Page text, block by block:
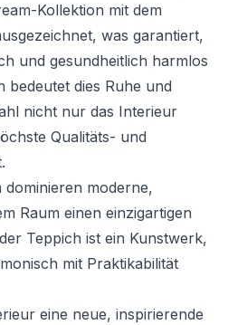
Kollektion mit dem
was garantiert,
und gesundheitlich harmlos
bedeutet dies Ruhe und
nicht nur das Interieur
Qualitäts- und
moderne,
Raum einen einzigartigen
Teppich ist ein Kunstwerk,
mit Praktikabilität
eine neue, inspirierende